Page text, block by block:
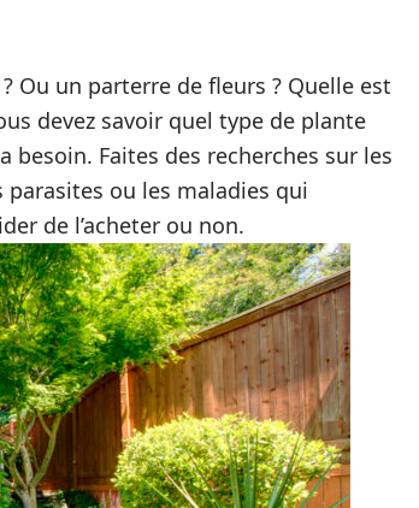
Ou un parterre de fleurs ? Quelle est
devez savoir quel type de plante
Faites des recherches sur les
parasites ou les maladies qui
de l’acheter ou non.